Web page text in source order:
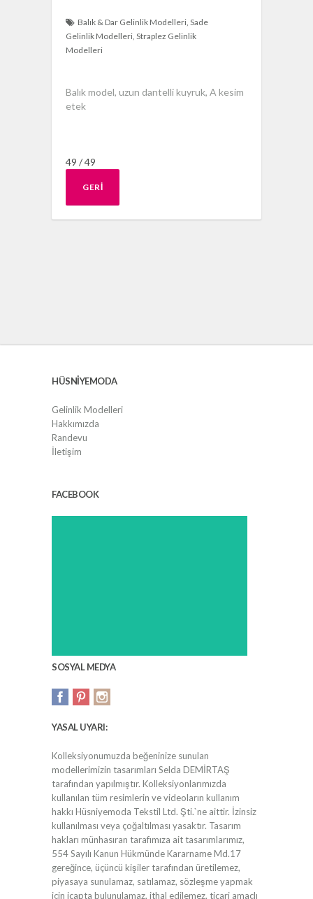
Balık & Dar Gelinlik Modelleri Sade
Gelinlik Modelleri Straplez Gelinlik
Modelleri
Balık model, uzun dantelli kuyruk, A kesim
etek
49 / 49
HÜSNIYEMODA
Gelinlik Modelleri
Hakkımızda
Randevu
İletişim
FACEBOOK
SOSYAL MEDYA
YASAL UYARI:
Kolleksiyonumuzda beğeninize sunulan
modellerimizin tasarımları Selda DEMİRTAŞ
tarafından yapılmıştır. Kolleksiyonlarımızda
kullanılan tüm resimlerin ve videoların kullanım
hakkı Hüsniyemoda Tekstil Ltd. Şti.`ne aittir. İzinsiz
kullanılması veya çoğaltılması yasaktır. Tasarım
hakları münhasıran tarafımıza ait tasarımlarımız,
554 Sayılı Kanun Hükmünde Kararname Md.17
gereğince, üçüncü kişiler tarafından üretilemez,
piyasaya sunulamaz, satılamaz, sözleşme yapmak
için icapta bulunulamaz, ithal edilemez, ticari amaçlı